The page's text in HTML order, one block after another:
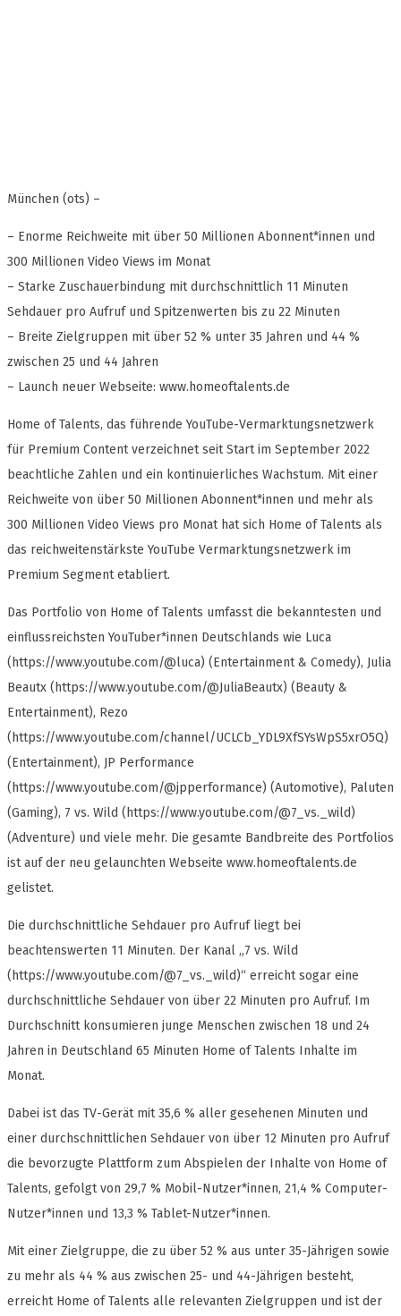
München (ots) –
– Enorme Reichweite mit über 50 Millionen Abonnent*innen und
300 Millionen Video Views im Monat
– Starke Zuschauerbindung mit durchschnittlich 11 Minuten
Sehdauer pro Aufruf und Spitzenwerten bis zu 22 Minuten
– Breite Zielgruppen mit über 52 % unter 35 Jahren und 44 %
zwischen 25 und 44 Jahren
– Launch neuer Webseite: www.homeoftalents.de
Home of Talents, das führende YouTube-Vermarktungsnetzwerk
für Premium Content verzeichnet seit Start im September 2022
beachtliche Zahlen und ein kontinuierliches Wachstum. Mit einer
Reichweite von über 50 Millionen Abonnent*innen und mehr als
300 Millionen Video Views pro Monat hat sich Home of Talents als
das reichweitenstärkste YouTube Vermarktungsnetzwerk im
Premium Segment etabliert.
Das Portfolio von Home of Talents umfasst die bekanntesten und
einflussreichsten YouTuber*innen Deutschlands wie Luca
(https://www.youtube.com/@luca) (Entertainment & Comedy), Julia
Beautx (https://www.youtube.com/@JuliaBeautx) (Beauty &
Entertainment), Rezo
(https://www.youtube.com/channel/UCLCb_YDL9XfSYsWpS5xrO5Q)
(Entertainment), JP Performance
(https://www.youtube.com/@jpperformance) (Automotive), Paluten
(Gaming), 7 vs. Wild (https://www.youtube.com/@7_vs._wild)
(Adventure) und viele mehr. Die gesamte Bandbreite des Portfolios
ist auf der neu gelaunchten Webseite www.homeoftalents.de
gelistet.
Die durchschnittliche Sehdauer pro Aufruf liegt bei
beachtenswerten 11 Minuten. Der Kanal „7 vs. Wild
(https://www.youtube.com/@7_vs._wild)“ erreicht sogar eine
durchschnittliche Sehdauer von über 22 Minuten pro Aufruf. Im
Durchschnitt konsumieren junge Menschen zwischen 18 und 24
Jahren in Deutschland 65 Minuten Home of Talents Inhalte im
Monat.
Dabei ist das TV-Gerät mit 35,6 % aller gesehenen Minuten und
einer durchschnittlichen Sehdauer von über 12 Minuten pro Aufruf
die bevorzugte Plattform zum Abspielen der Inhalte von Home of
Talents, gefolgt von 29,7 % Mobil-Nutzer*innen, 21,4 % Computer-
Nutzer*innen und 13,3 % Tablet-Nutzer*innen.
Mit einer Zielgruppe, die zu über 52 % aus unter 35-Jährigen sowie
zu mehr als 44 % aus zwischen 25- und 44-Jährigen besteht,
erreicht Home of Talents alle relevanten Zielgruppen und ist der